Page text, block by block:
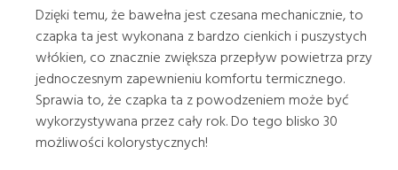
Dzięki temu, że bawełna jest czesana mechanicznie, to
czapka ta jest wykonana z bardzo cienkich i puszystych
włókien, co znacznie zwiększa przepływ powietrza przy
jednoczesnym zapewnieniu komfortu termicznego.
Sprawia to, że czapka ta z powodzeniem może być
wykorzystywana przez cały rok. Do tego blisko 30
możliwości kolorystycznych!